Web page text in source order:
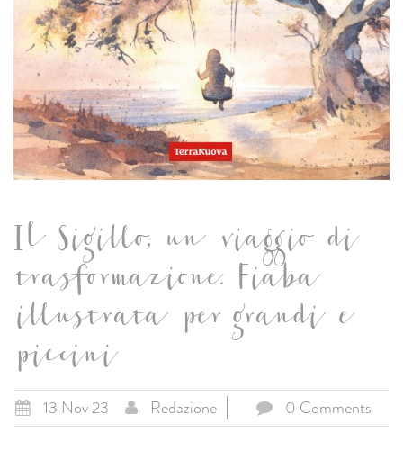
Il Sigillo, un viaggio di
trasformazione. Fiaba
illustrata per grandi e
piccini
13 Nov 23 Redazione 0 Comments